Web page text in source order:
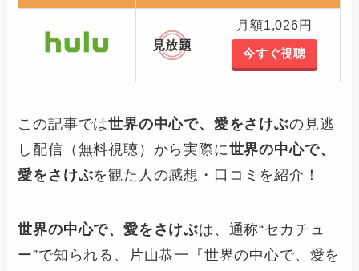
見放題
月額1,026円
今すぐ視聴
この記事では世界の中心で、愛をさけぶの見逃
し配信（無料視聴）から実際に世界の中心で、
愛をさけぶを観た人の感想・口コミを紹介！
世界の中心で、愛をさけぶは、通称“セカチュ
ー”で知られる、片山恭一『世界の中心で、愛を